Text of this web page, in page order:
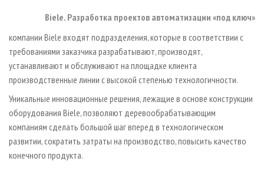
Biele. Разработка проектов автоматизации «под ключ»
компании Biele входят подразделения, которые в соответствии с
требованиями заказчика разрабатывают, производят,
устанавливают и обслуживают на площадке клиента
производственные линии с высокой степенью технологичности.
Уникальные инновационные решения, лежащие в основе конструкции
оборудования Biele, позволяют деревообрабатывающим
компаниям сделать большой шаг вперед в технологическом
развитии, сократить затраты на производство, повысить качество
конечного продукта.